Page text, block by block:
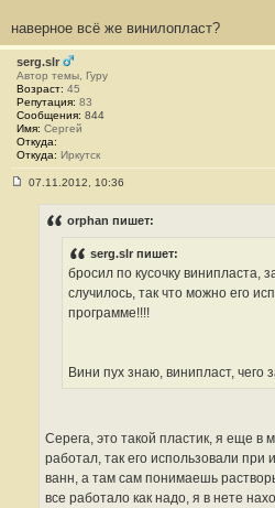
наверное всё же винилопласт?
serg.slr
Автор темы, Гуру
Возраст: 45
Репутация: 83
Сообщения: 844
Имя: Сергей
Откуда:
Откуда: Иркутск
07.11.2012, 10:36
orphan пишет:
serg.slr пишет:
бросил по кусочку винипласта,
случилось, так что можно его
программе!!!!
Вини пух знаю, винипласт, чего
Серега, это такой пластик, я еще в
работал, так его использовали при
ванн, а там сам понимаешь
все работало как надо, я в нете